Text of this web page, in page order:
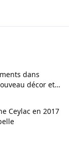
dans
décor et
Ceylac en 2017